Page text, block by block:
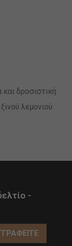
και δροσιστική
λεμονιού.
-